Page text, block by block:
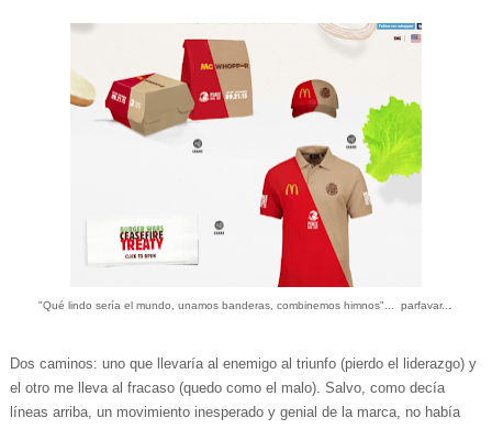
"Qué lindo sería el mundo, unamos banderas, combinemos himnos"... parfavar..
Dos caminos: uno que llevaría al enemigo al triunfo (pierdo el liderazgo) y
el otro me lleva al fracaso (quedo como el malo). Salvo, como decía
líneas arriba, un movimiento inesperado y genial de la marca, no había